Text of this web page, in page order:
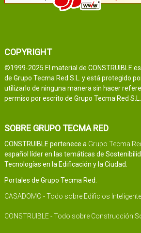
COPYRIGHT
©1999-2025 El material de CONSTRUIBLE
de Grupo Tecma Red S.L. y está protegido
utilizarlo de ninguna manera sin hacer
permiso por escrito de Grupo Tecma Red S.L.
SOBRE GRUPO TECMA RED
CONSTRUIBLE pertenece a Grupo Tecma
español líder en las temáticas de
Tecnologías en la Edificación y la Ciudad.
Portales de Grupo Tecma Red:
CASADOMO - Todo sobre Edificios
CONSTRUIBLE - Todo sobre Construcción